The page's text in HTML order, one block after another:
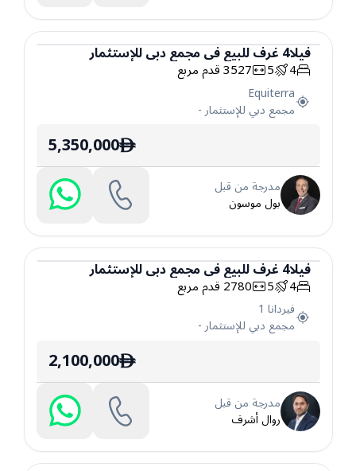
فيلا
فيلا4غرفللبيعفيمجمع دبي للإستثمار
4
5
3527قدم مربع
Equiterra
مجمع دبي للإستثمار-
ê
5,350,000
مدرجة من قبل
بول موسون
فيلا
فيلا4غرفللبيعفيمجمع دبي للإستثمار
4
5
2780قدم مربع
فيردانا 1
مجمع دبي للإستثمار-
ê
2,100,000
مدرجة من قبل
روال أشرف